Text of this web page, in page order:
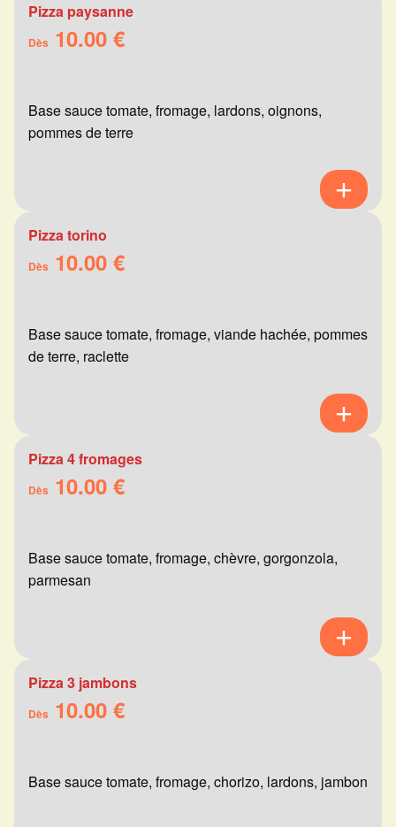
Pizza paysanne
Dès 10.00 €
Base sauce tomate, fromage, lardons, oignons,
pommes de terre
Pizza torino
Dès 10.00 €
Base sauce tomate, fromage, viande hachée, pommes
de terre, raclette
Pizza 4 fromages
Dès 10.00 €
Base sauce tomate, fromage, chèvre, gorgonzola,
parmesan
Pizza 3 jambons
Dès 10.00 €
Base sauce tomate, fromage, chorizo, lardons, jambon